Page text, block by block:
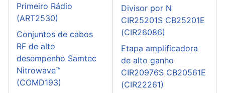
Primeiro Rádio
(ART2530)
Conjuntos de cabos
RF de alto
desempenho Samtec
Nitrowave™
(COMD193)
Divisor por N
CIR25201S CB25201E
(CIR26086)
Etapa amplificadora
de alto ganho
CIR20976S CB20561E
(CIR22261)